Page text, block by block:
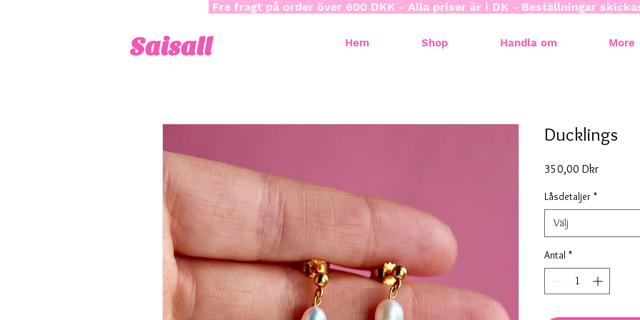
Fre fragt på order över 600 DKK - Alla priser är i DK - Beställningar
Saisall Hem Shop Handla om More
Ducklings
350,00 DkrPris
Låsdetaljer *
Välj
Antal *